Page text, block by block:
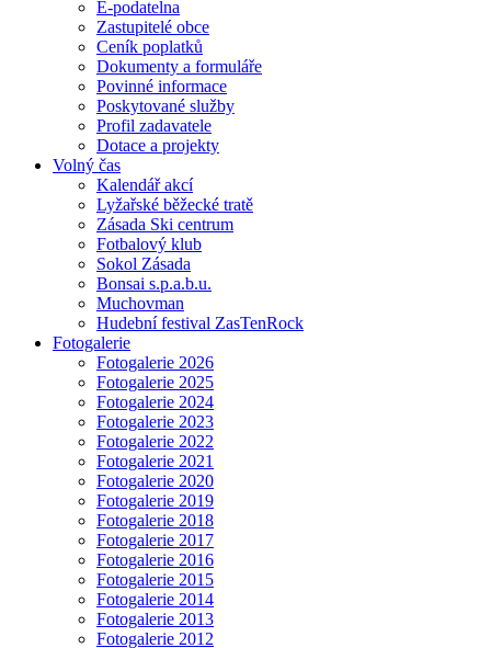
E-podatelna
Zastupitelé obce
Ceník poplatků
Dokumenty a formuláře
Povinné informace
Poskytované služby
Profil zadavatele
Dotace a projekty
Volný čas
Kalendář akcí
Lyžařské běžecké tratě
Zásada Ski centrum
Fotbalový klub
Sokol Zásada
Bonsai s.p.a.b.u.
Muchovman
Hudební festival ZasTenRock
Fotogalerie
Fotogalerie 2026
Fotogalerie 2025
Fotogalerie 2024
Fotogalerie 2023
Fotogalerie 2022
Fotogalerie 2021
Fotogalerie 2020
Fotogalerie 2019
Fotogalerie 2018
Fotogalerie 2017
Fotogalerie 2016
Fotogalerie 2015
Fotogalerie 2014
Fotogalerie 2013
Fotogalerie 2012